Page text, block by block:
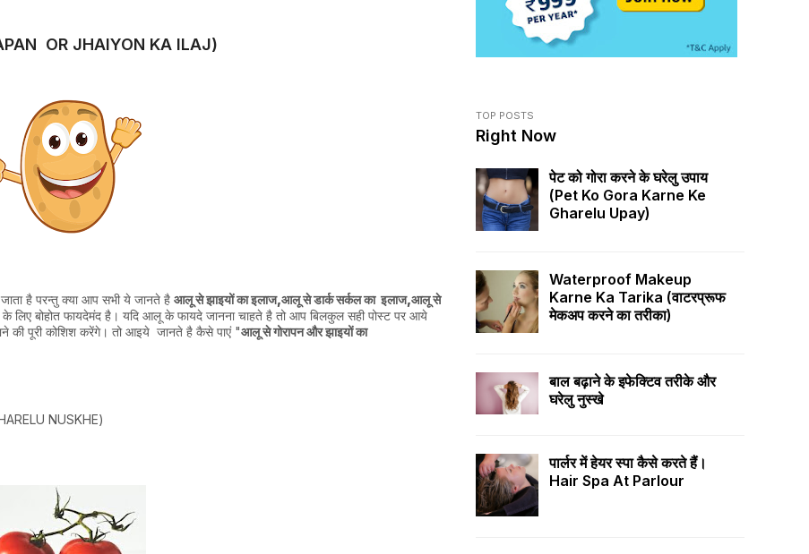
OR JHAIYON KA ILAJ)
है परन्तु क्या आप सभी ये जानते है आलू से झाइयों का इलाज,आलू से डार्क सर्कल का इलाज,आलू से
लिए बोहोत फायदेमंद है। यदि आलू के फायदे जानना चाहते है तो आप बिलकुल सही पोस्ट पर आये
की पूरी कोशिश करेंगे। तो आइये जानते है कैसे पाएं "आलू से गोरापन और झाइयों का
NUSKHE)
TOP POSTS
Right Now
पेट को गोरा करने के घरेलु उपाय
(pet Ko Gora Karne Ke
Gharelu Upay)
Waterproof Makeup
Karne Ka Tarika (वाटरप्रूफ
मेकअप करने का तरीका)
बाल बढ़ाने के इफेक्टिव तरीके और
घरेलु नुस्खे
पार्लर में हेयर स्पा कैसे करते हैं।
Hair Spa At Parlour